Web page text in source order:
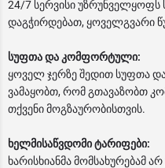
24/7 სერვისი უზრუნველყოფს
დაგჭირდებათ, ყოველგვარი
სუფთა და კომფორტული:
ყოველ ჯერზე შედით სუფთა
ვამაყობთ, რომ გთავაზობთ
თქვენი მოგზაურობისთვის.
ხელმისაწვდომი ტარიფები:
ხარისხიანმა მომსახურებამ